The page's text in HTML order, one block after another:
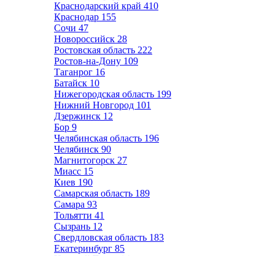
Краснодарский край 410
Краснодар 155
Сочи 47
Новороссийск 28
Ростовская область 222
Ростов-на-Дону 109
Таганрог 16
Батайск 10
Нижегородская область 199
Нижний Новгород 101
Дзержинск 12
Бор 9
Челябинская область 196
Челябинск 90
Магнитогорск 27
Миасс 15
Киев 190
Самарская область 189
Самара 93
Тольятти 41
Сызрань 12
Свердловская область 183
Екатеринбург 85